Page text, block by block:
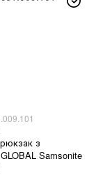
з
Samsonite